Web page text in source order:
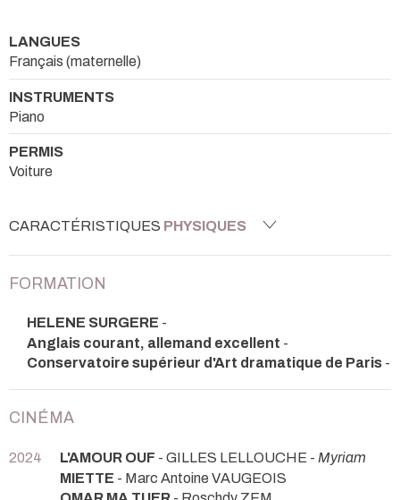
LANGUES
Français (maternelle)
INSTRUMENTS
Piano
PERMIS
Voiture
CARACTÉRISTIQUES PHYSIQUES
FORMATION
HELENE SURGERE -
Anglais courant, allemand excellent -
Conservatoire supérieur d'Art dramatique de Paris -
CINÉMA
2024 L'AMOUR OUF - GILLES LELLOUCHE - Myriam
MIETTE - Marc Antoine VAUGEOIS